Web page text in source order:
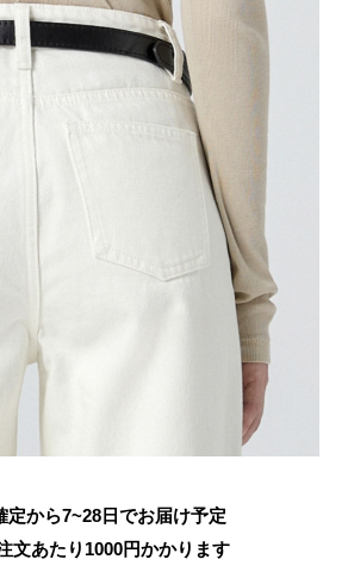
定から7~28日でお届け予定
文あたり 1000円かかります